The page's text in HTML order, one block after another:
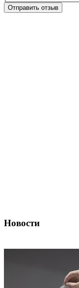
Отправить отзыв
Новости